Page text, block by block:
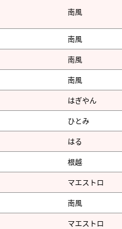
南風
南風
南風
南風
はぎやん
ひとみ
はる
根越
マエストロ
南風
マエストロ